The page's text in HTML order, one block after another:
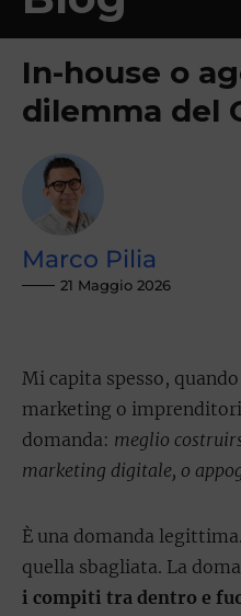
In-house o
dilemma del
Marco Pilia
21 Maggio 2026
Mi capita spesso,
marketing o
domanda: meglio
marketing digitale, o
È una domanda
quella sbagliata. La
i compiti tra dentro e